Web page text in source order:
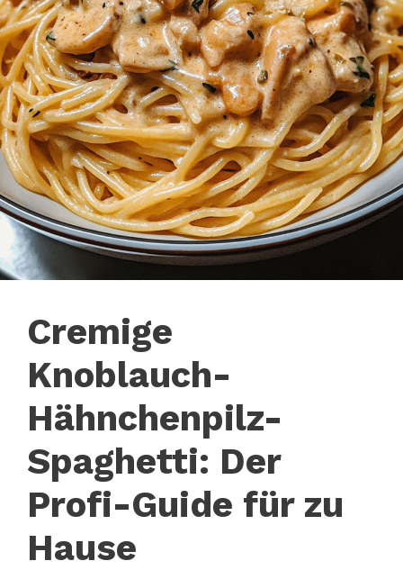
Cremige
Knoblauch-
Hähnchenpilz-
Spaghetti: Der
Profi-Guide für zu
Hause